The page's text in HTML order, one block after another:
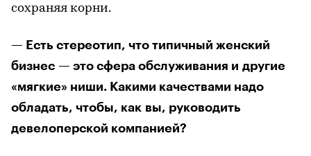
сохраняя корни.
— Есть стереотип, что типичный женский
бизнес — это сфера обслуживания и другие
«мягкие» ниши. Какими качествами надо
обладать, чтобы, как вы, руководить
девелоперской компанией?